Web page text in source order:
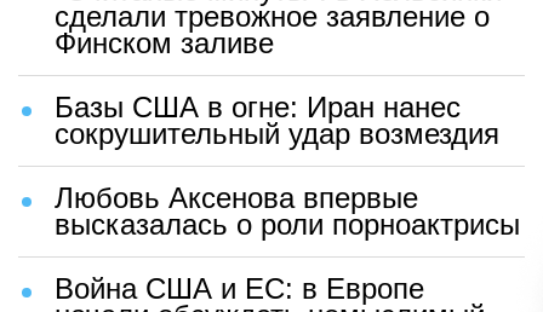
сделали тревожное заявление о
Финском заливе
Базы США в огне: Иран нанес
сокрушительный удар возмездия
Любовь Аксенова впервые
высказалась о роли порноактрисы
Война США и ЕС: в Европе